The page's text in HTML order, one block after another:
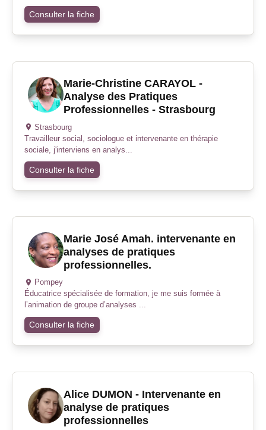
Consulter la fiche
Marie-Christine CARAYOL -
Analyse des Pratiques
Professionnelles - Strasbourg
Strasbourg
Travailleur social, sociologue et intervenante en thérapie
sociale, j'interviens en analys...
Consulter la fiche
Marie José Amah. intervenante en
analyses de pratiques
professionnelles.
Pompey
Éducatrice spécialisée de formation, je me suis formée à
l’animation de groupe d’analyses ...
Consulter la fiche
Alice DUMON - Intervenante en
analyse de pratiques
professionnelles